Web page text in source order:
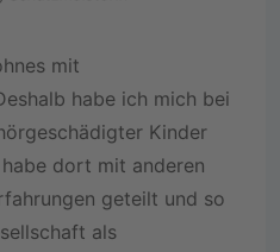
mit
habe ich mich bei
Kinder
dort mit anderen
geteilt und so
als